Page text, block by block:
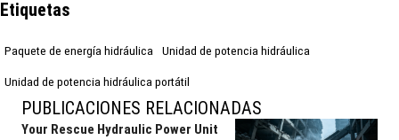
Etiquetas
Paquete de energía hidráulica Unidad de potencia hidráulica
Unidad de potencia hidráulica portátil
PUBLICACIONES RELACIONADAS
Your Rescue Hydraulic Power Unit